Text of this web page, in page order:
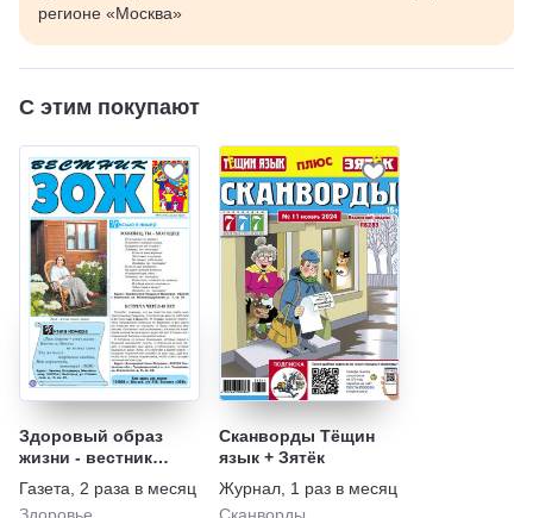
регионе «Москва»
С этим покупают
Здоровый образ
жизни - вестник
"ЗОЖ"
Газета
2 раза в месяц
Здоровье
Сканворды Тёщин
язык + Зятёк
Журнал 1 раз в месяц
Сканворды